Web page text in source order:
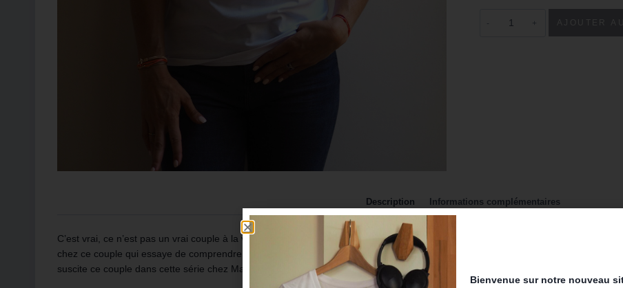
Description Informations complémentaires
C’est vrai, ce n’est pas un vrai couple à la ville. C’est vrai, c’est un couple de cinéma, virtuel, fantasmagorique, irréel…. Et c’est
chez ce couple qui essaye de comprendre, d’avancer, de rendre chaque jour meilleur comme c’est possible…uniquement au
suscite ce couple dans cette série chez Marcelle et chez ses congénères, oblige à se dire que ce couple virtuel a un truc en plus.
Bienvenue sur notre nouveau